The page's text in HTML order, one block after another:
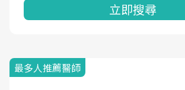
立即搜尋
最多人推薦醫師